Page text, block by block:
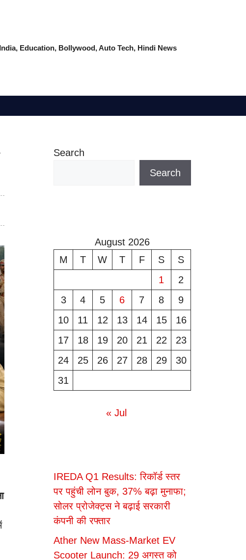
Education, Bollywood, Auto Tech, Hindi News
Search
Search
August 2026
M
T W T F S
S
1
2
3
4 5 6 7 8
9
10
11 12 13 14 15
16
17
18 19 20 21 22
23
24
25 26 27 28 29
30
31
« Jul
IREDA Q1 Results: रिकॉर्ड स्तर
पर पहुंची लोन बुक, 37% बढ़ा मुनाफा;
सोलर प्रोजेक्ट्स ने बढ़ाई सरकारी
कंपनी की रफ्तार
Ather New Mass-Market EV
Scooter Launch: 29 अगस्त को